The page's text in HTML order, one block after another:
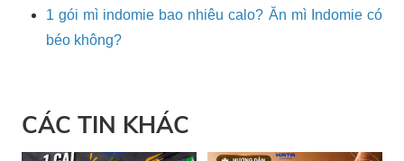
1 gói mì indomie bao nhiêu calo? Ăn mì Indomie có
béo không?
CÁC TIN KHÁC